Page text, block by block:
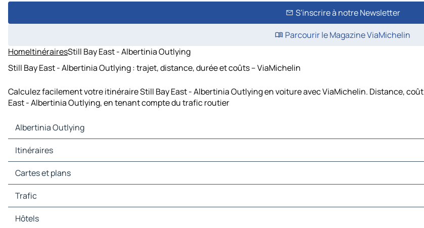
S'inscrire à notre Newsletter
Parcourir le Magazine ViaMichelin
HomeItinérairesStill Bay East - Albertinia Outlying
Still Bay East - Albertinia Outlying : trajet, distance, durée et coûts – ViaMichelin
Calculez facilement votre itinéraire Still Bay East - Albertinia Outlying en voiture avec ViaMichelin. Distance,
East - Albertinia Outlying, en tenant compte du trafic routier
Albertinia Outlying
Albertinia Outlying Cartes et plans
Albertinia Outlying Trafic
Albertinia Outlying Hôtels
Albertinia Outlying Restaurants
Albertinia Outlying Stations-service
Itinéraires
Itinéraires Albertinia Outlying - Melkhoutfontein
Itinéraires Albertinia Outlying - Albertinia
Itinéraires Albertinia Outlying - Theronville
Cartes et plans
Cartes et plans Melkhoutfontein
Cartes et plans Albertinia
Cartes et plans Theronville
Trafic
Trafic Melkhoutfontein
Trafic Albertinia
Hôtels